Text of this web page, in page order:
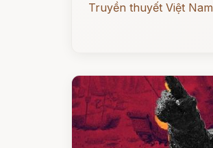
Truyền thuyết Việt Nam